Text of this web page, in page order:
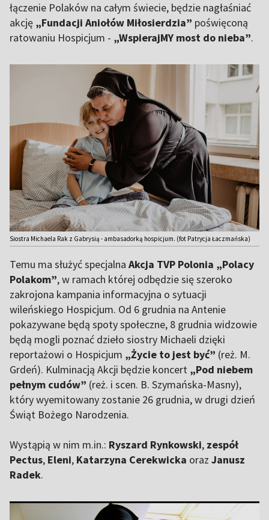
łączenie Polaków na całym świecie, będzie nagłaśniać
akcję „Fundacji Aniołów Miłosierdzia” poświęconą
ratowaniu Hospicjum - „WspierajMY most do nieba”.
Siostra Michaela Rak z Gabrysią - ambasadorką hospicjum. (fot Patrycja Łaczmańska)
Temu ma służyć specjalna Akcja TVP Polonia „Polacy
Polakom”, w ramach której odbędzie się szeroko
zakrojona kampania informacyjna o sytuacji
wileńskiego Hospicjum. Od 6 grudnia na Antenie
pokazywane będą spoty społeczne, 8 grudnia widzowie
będą mogli poznać dzieło siostry Michaeli dzięki
reportażowi o Hospicjum „Życie to jest być” (reż. M.
Grdeń). Kulminacją Akcji będzie koncert „Pod niebem
pełnym cudów” (reż. i scen. B. Szymańska-Masny),
który wyemitowany zostanie 26 grudnia, w drugi dzień
Świąt Bożego Narodzenia.
Wystąpią w nim m.in.: Ryszard Rynkowski, zespół
Pectus, Eleni, Katarzyna Cerekwicka oraz Janusz
Radek.